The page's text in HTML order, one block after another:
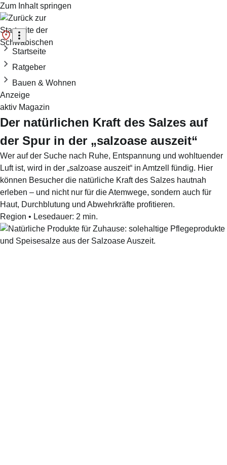
Zum Inhalt springen
Startseite
Ratgeber
Bauen & Wohnen
Anzeige
aktiv Magazin
Der natürlichen Kraft des Salzes auf
der Spur in der „salzoase auszeit“
Wer auf der Suche nach Ruhe, Entspannung und wohltuender
Luft ist, wird in der „salzoase auszeit“ in Amtzell fündig. Hier
können Besucher die natürliche Kraft des Salzes hautnah
erleben – und nicht nur für die Atemwege, sondern auch für
Haut, Durchblutung und Abwehrkräfte profitieren.
Region • Lesedauer: 2 min.